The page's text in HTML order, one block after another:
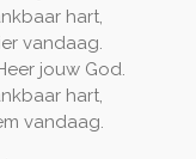
hart,
vandaag.
jouw God.
hart,
vandaag.